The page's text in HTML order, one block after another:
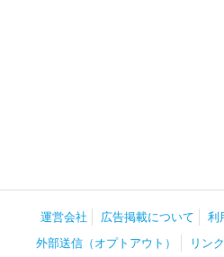
運営会社 広告掲載について 利
外部送信（オプトアウト）
リン